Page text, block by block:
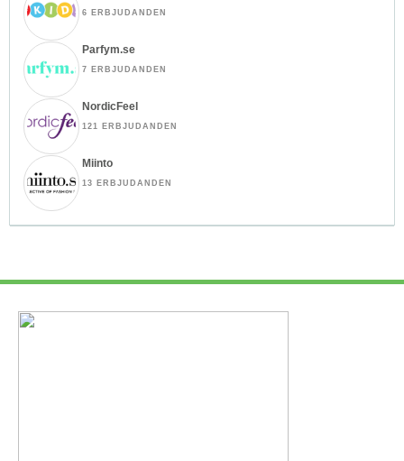
6 ERBJUDANDEN
Parfym.se
7 ERBJUDANDEN
NordicFeel
121 ERBJUDANDEN
Miinto
13 ERBJUDANDEN